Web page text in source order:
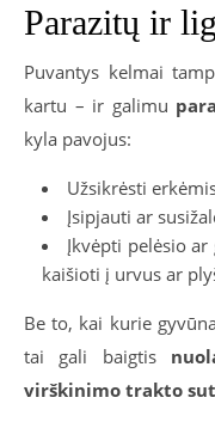
Parazitų ir
Puvantys kelmai
kartu – ir galimu
kyla pavojus:
Užsikrėsti
Įsipjauti ar
Įkvėpti pelėsio ar
kaišioti į urvus ar
Be to, kai kurie
tai gali baigtis
virškinimo trakto